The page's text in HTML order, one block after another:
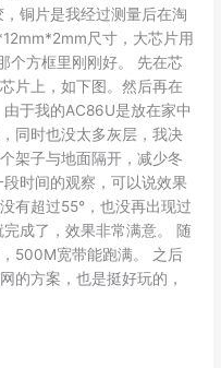
铜片是我经过测量后在淘
尺寸，大芯片用
个方框里刚刚好。 先在芯
片上，如下图。然后再在
于我的AC86U是放在家中
同时也没太多灰层，我决
架子与地面隔开，减少冬
时间的观察，可以说效果
有超过55°，也没再出现过
成了，效果非常满意。 随
500M宽带能跑满。 之后
的方案，也是挺好玩的，